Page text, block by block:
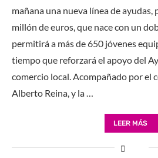
mañana una nueva línea de
millón de euros, que nace con un
permitirá a más de 650 jóvenes
tiempo que reforzará el apoyo del
comercio local. Acompañado por el
Alberto Reina, y la …
LEER MÁS